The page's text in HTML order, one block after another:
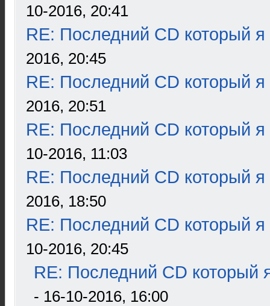
10-2016, 20:41
RE: Последний CD который я
2016, 20:45
RE: Последний CD который я
2016, 20:51
RE: Последний CD который я
10-2016, 11:03
RE: Последний CD который я
2016, 18:50
RE: Последний CD который я
10-2016, 20:45
RE: Последний CD который
- 16-10-2016, 16:00